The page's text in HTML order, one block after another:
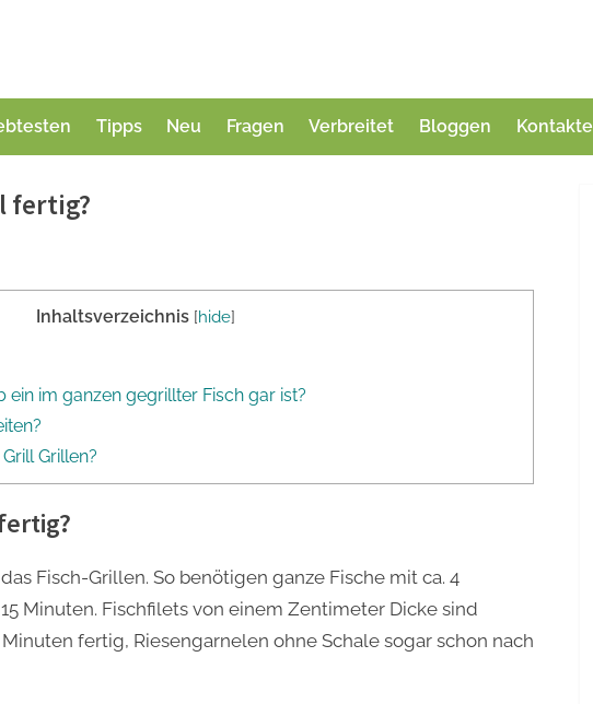
Tipps Neu Fragen Verbreitet Bloggen Kontakte
fertig?
Inhaltsverzeichnis [hide]
ein im ganzen gegrillter Fisch gar ist?
Grillen?
Fisch-Grillen. So benötigen ganze Fische mit ca. 4
Minuten. Fischfilets von einem Zentimeter Dicke sind
fertig, Riesengarnelen ohne Schale sogar schon nach